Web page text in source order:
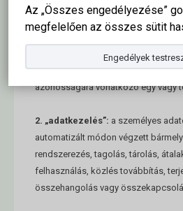
Az „Összes engedélyezése”
megfelelően az összes sütit
Engedélyek
1. „személyes adat”:
azonosított
különösen valamely azonosító,
természetes személy testi,
azonosságára vonatkozó egy vagy
2. „adatkezelés”: a személyes
automatizált módon végzett
rendszerezés, tagolás, tárolás,
felhasználás, közlés továbbítás,
összehangolás vagy